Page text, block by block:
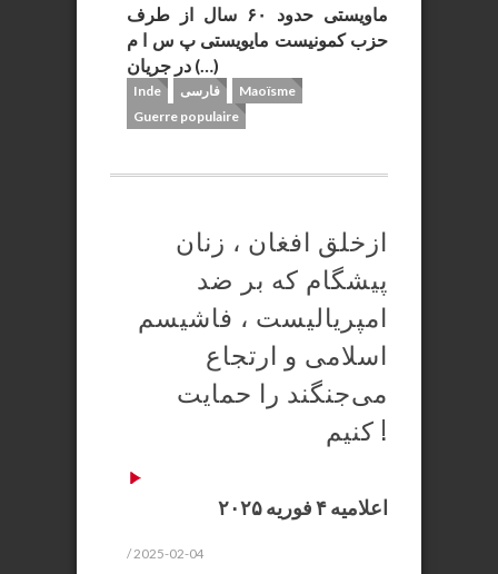
ماویستی حدود ۶۰ سال از طرف
حزب کمونیست مایویستی پ س ا م
در جریان (…)
Inde فارسی
Maoïsme
Guerre populaire
ازخلق افغان ، زنان
پیشگام که بر ضد
امپریالیست ، فاشیسم
اسلامی و ارتجاع
می‌جنگند را حمایت
کنیم !
اعلامیه ۴ فوریه ۲۰۲۵
/ 2025-02-04